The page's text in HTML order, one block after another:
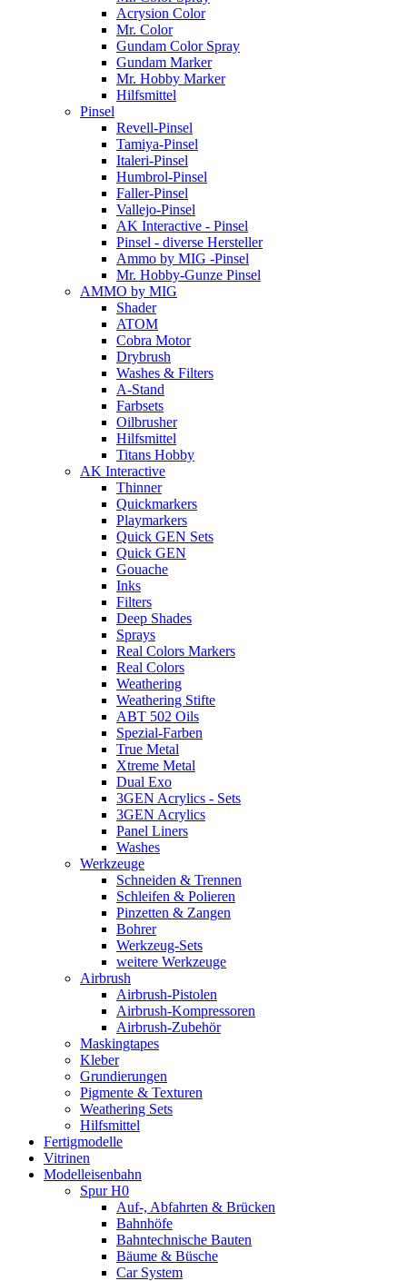
Acrysion Color
Mr. Color
Gundam Color Spray
Gundam Marker
Mr. Hobby Marker
Hilfsmittel
Pinsel
Revell-Pinsel
Tamiya-Pinsel
Italeri-Pinsel
Humbrol-Pinsel
Faller-Pinsel
Vallejo-Pinsel
AK Interactive - Pinsel
Pinsel - diverse Hersteller
Ammo by MIG -Pinsel
Mr. Hobby-Gunze Pinsel
AMMO by MIG
Shader
ATOM
Cobra Motor
Drybrush
Washes & Filters
A-Stand
Farbsets
Oilbrusher
Hilfsmittel
Titans Hobby
AK Interactive
Thinner
Quickmarkers
Playmarkers
Quick GEN Sets
Quick GEN
Gouache
Inks
Filters
Deep Shades
Sprays
Real Colors Markers
Real Colors
Weathering
Weathering Stifte
ABT 502 Oils
Spezial-Farben
True Metal
Xtreme Metal
Dual Exo
3GEN Acrylics - Sets
3GEN Acrylics
Panel Liners
Washes
Werkzeuge
Schneiden & Trennen
Schleifen & Polieren
Pinzetten & Zangen
Bohrer
Werkzeug-Sets
weitere Werkzeuge
Airbrush
Airbrush-Pistolen
Airbrush-Kompressoren
Airbrush-Zubehör
Maskingtapes
Kleber
Grundierungen
Pigmente & Texturen
Weathering Sets
Hilfsmittel
Fertigmodelle
Vitrinen
Modelleisenbahn
Spur H0
Auf-, Abfahrten & Brücken
Bahnhöfe
Bahntechnische Bauten
Bäume & Büsche
Car System